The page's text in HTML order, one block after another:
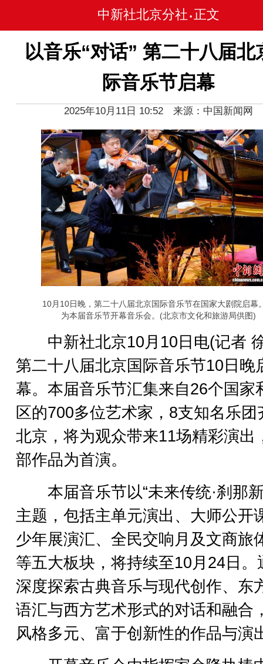
中新社北京分社 • 正文
以音乐“对话” 第二十八届北
际音乐节启幕
2025年10月11日 10:52 来源：中国新闻网
10月10日晚，第二十八届北京国际音乐节在国家大剧院启幕
为本届音乐节开幕音乐会。(北京市文化和旅游局供图)
中新社北京10月10日电(记者
第二十八届北京国际音乐节10日晚
幕。本届音乐节汇集来自26个国家
区的700多位艺术家，8支知名乐团
北京，将为观众带来11场精彩演出
部作品为首演。
本届音乐节以“未来传统·刹那新
主题，包括主单元演出、大师公开
少年展演汇、全民交响月及文商旅
等五大板块，将持续至10月24日。
深度探索古典音乐与现代创作、东
语汇与西方艺术形式的对话和融合
风格多元、富于创新性的作品与演